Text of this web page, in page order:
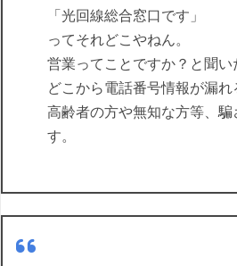
「光回線総合窓口です」
ってそれどこやねん。
営業ってことですか？と聞い
どこから電話番号情報が漏れ
高齢者の方や無知な方等、
す。